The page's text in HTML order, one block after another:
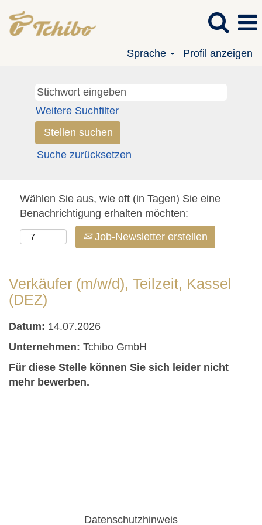
Sprache Profil anzeigen
Weitere Suchfilter
Suche zurücksetzen
Wählen Sie aus, wie oft (in Tagen) Sie eine
Benachrichtigung erhalten möchten:
Job-Newsletter erstellen
Verkäufer (m/w/d), Teilzeit, Kassel
(DEZ)
Datum: 14.07.2026
Unternehmen: Tchibo GmbH
Für diese Stelle können Sie sich leider nicht
mehr bewerben.
Datenschutzhinweis